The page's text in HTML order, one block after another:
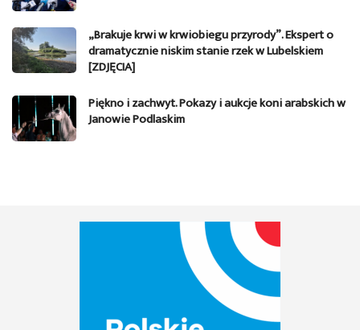
„Brakuje krwi w krwiobiegu przyrody”. Ekspert o
dramatycznie niskim stanie rzek w Lubelskiem
[ZDJĘCIA]
Piękno i zachwyt. Pokazy i aukcje koni arabskich w
Janowie Podlaskim